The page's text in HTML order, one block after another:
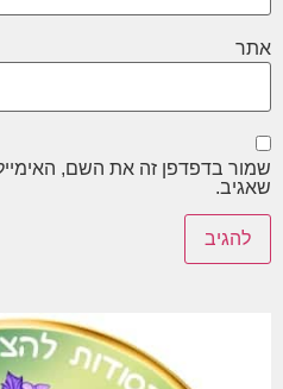
אתר
שמור בדפדפן זה את השם,
שאגיב.